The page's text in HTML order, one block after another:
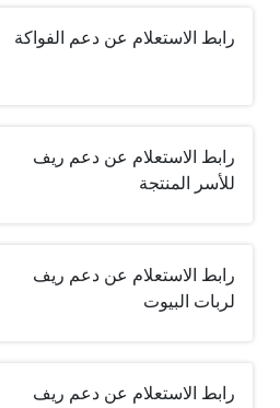
رابط الاستعلام عن دعم الفواكة
رابط الاستعلام عن دعم ريف
للأسر المنتجة
رابط الاستعلام عن دعم ريف
لربات البيوت
رابط الاستعلام عن دعم ريف